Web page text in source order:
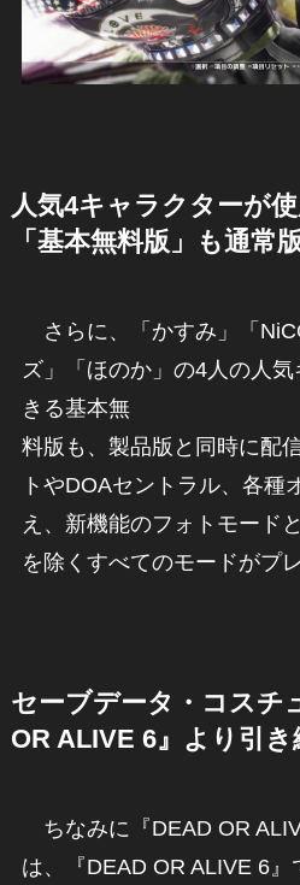
人気4キャラクターが
「基本無料版」も通常
さらに、「かすみ」「
ズ」「ほのか」の4人の人
きる基本無
料版も、製品版と同時に配
トやDOAセントラル、各種
え、新機能のフォトモード
を除くすべてのモードがプ
セーブデータ・コスチ
OR ALIVE 6』より引き
ちなみに『DEAD OR
は、『DEAD OR ALIVE 6